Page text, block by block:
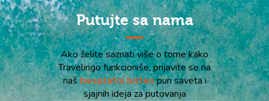
Putujte sa nama
Ako želite saznati više o tome kako
Travelingo funkcioniše, prijavite se na
našbesplatni biltenpun saveta i
sjajnih ideja za putovanja